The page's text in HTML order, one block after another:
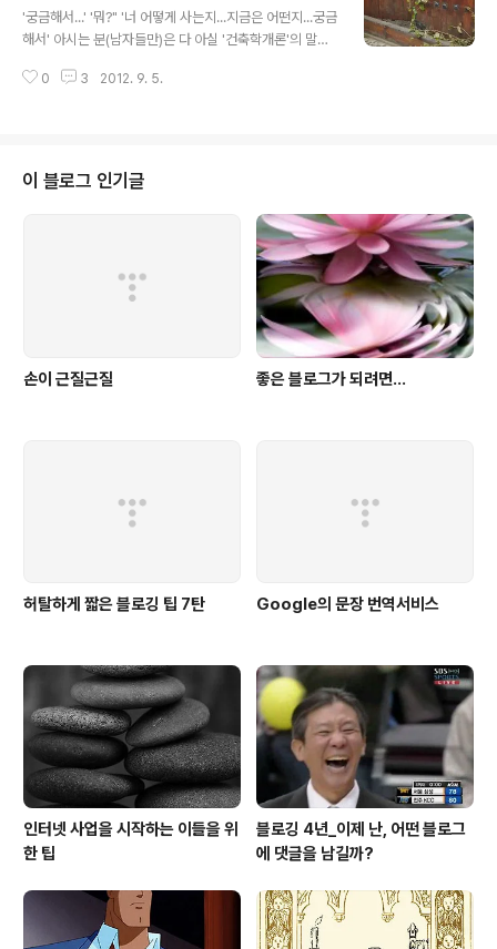
하지만 그런 생각의 변화나 치기어린 모습들조차 이 블로그에 온전히 남아있습
니다. 그리고 더 오랜 세월이 흐른 뒤에 저는 담담히 내가 어떻게 변해왔고 현재
'궁금해서...' '뭐?" '너 어떻게 사는지...지금은 어떤지...궁금
해서' 아시는 분(남자들만)은 다 아실 '건축학개론'의 말미
것을 엄군(남자배우의 이름따윈)이 알게되고 티격대다가
계시는지... 블로그를 시작한지 벌써 5년이 지났습니다. 그
동안 제 블로그엔, 비록 한가하기 이를데 없지만, 많은 이들
이 다녀가줬습니다. 그렇게 만난 수많은 이들, 굳이 댓글이
나 트랙백처럼 눈에 보이는 흔적만 중요한 것이 아니었습
니다. 제 넋두리를, 푸념을, 상념과 망상을 들어주던 그 분
0 3 2012. 9. 5.
이 블로그 인기글
손이 근질근질 좋은 블로그가 되려면...
허탈하게 짧은 블로깅 팁 7탄 Google의 문장 번역서비스
인터넷 사업을 시작하는 이들을 위
한 팁
블로깅 4년_이제 난, 어떤 블로그
에 댓글을 남길까?